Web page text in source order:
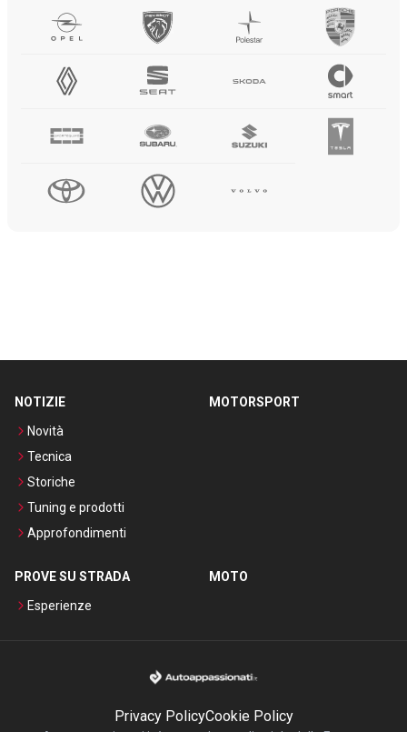
NOTIZIE
Novità
Tecnica
Storiche
Tuning e prodotti
Approfondimenti
MOTORSPORT
PROVE SU STRADA
Esperienze
MOTO
Privacy PolicyCookie Policy